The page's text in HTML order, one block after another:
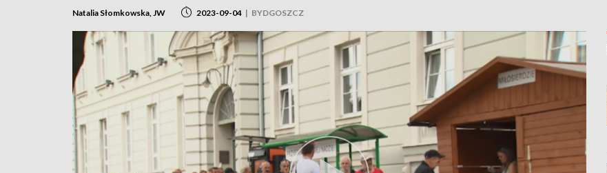
Natalia Słomkowska, JW 2023-09-04 | BYDGOSZCZ